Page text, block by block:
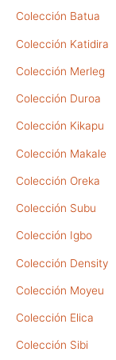
Colección Batua
Colección Katidira
Colección Merleg
Colección Duroa
Colección Kikapu
Colección Makale
Colección Oreka
Colección Subu
Colección Igbo
Colección Density
Colección Moyeu
Colección Elica
Colección Sibi